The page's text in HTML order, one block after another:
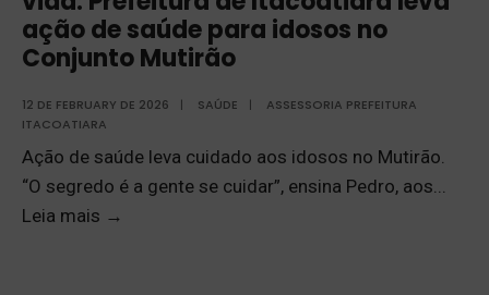
ação de saúde para idosos no
Conjunto Mutirão
12 DE FEBRUARY DE 2026 | SAÚDE |
ASSESSORIA PREFEITURA
ITACOATIARA
Ação de saúde leva cuidado aos idosos no Mutirão.
“O segredo é a gente se cuidar”, ensina Pedro, aos...
Leia mais →